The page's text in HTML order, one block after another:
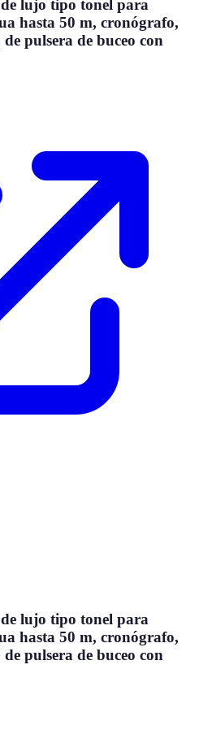
de lujo tipo tonel para
hasta 50 m, cronógrafo,
pulsera de buceo con
lujo tipo tonel para
hasta 50 m, cronógrafo,
pulsera de buceo con